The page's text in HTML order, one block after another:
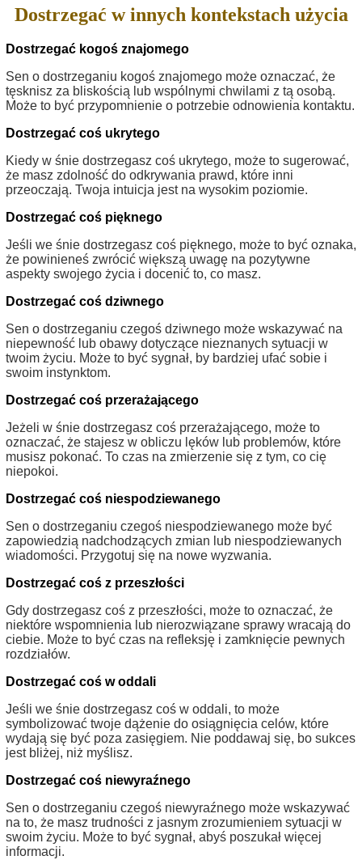
Dostrzegać w innych kontekstach użycia
Dostrzegać kogoś znajomego
Sen o dostrzeganiu kogoś znajomego może oznaczać, że
tęsknisz za bliskością lub wspólnymi chwilami z tą osobą.
Może to być przypomnienie o potrzebie odnowienia kontaktu.
Dostrzegać coś ukrytego
Kiedy w śnie dostrzegasz coś ukrytego, może to sugerować,
że masz zdolność do odkrywania prawd, które inni
przeoczają. Twoja intuicja jest na wysokim poziomie.
Dostrzegać coś pięknego
Jeśli we śnie dostrzegasz coś pięknego, może to być oznaka,
że powinieneś zwrócić większą uwagę na pozytywne
aspekty swojego życia i docenić to, co masz.
Dostrzegać coś dziwnego
Sen o dostrzeganiu czegoś dziwnego może wskazywać na
niepewność lub obawy dotyczące nieznanych sytuacji w
twoim życiu. Może to być sygnał, by bardziej ufać sobie i
swoim instynktom.
Dostrzegać coś przerażającego
Jeżeli w śnie dostrzegasz coś przerażającego, może to
oznaczać, że stajesz w obliczu lęków lub problemów, które
musisz pokonać. To czas na zmierzenie się z tym, co cię
niepokoi.
Dostrzegać coś niespodziewanego
Sen o dostrzeganiu czegoś niespodziewanego może być
zapowiedzią nadchodzących zmian lub niespodziewanych
wiadomości. Przygotuj się na nowe wyzwania.
Dostrzegać coś z przeszłości
Gdy dostrzegasz coś z przeszłości, może to oznaczać, że
niektóre wspomnienia lub nierozwiązane sprawy wracają do
ciebie. Może to być czas na refleksję i zamknięcie pewnych
rozdziałów.
Dostrzegać coś w oddali
Jeśli we śnie dostrzegasz coś w oddali, to może
symbolizować twoje dążenie do osiągnięcia celów, które
wydają się być poza zasięgiem. Nie poddawaj się, bo sukces
jest bliżej, niż myślisz.
Dostrzegać coś niewyraźnego
Sen o dostrzeganiu czegoś niewyraźnego może wskazywać
na to, że masz trudności z jasnym zrozumieniem sytuacji w
swoim życiu. Może to być sygnał, abyś poszukał więcej
informacji.